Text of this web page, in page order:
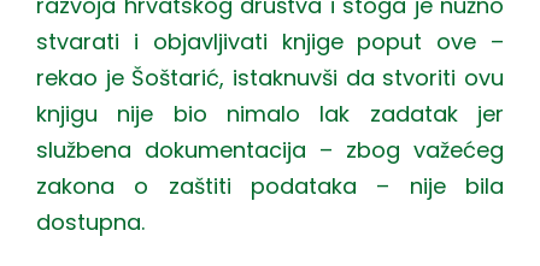
stvarati i objavljivati knjige poput ove –
rekao je Šoštarić, istaknuvši da stvoriti ovu
knjigu nije bio nimalo lak zadatak jer
službena dokumentacija – zbog važećeg
zakona o zaštiti podataka – nije bila
dostupna.